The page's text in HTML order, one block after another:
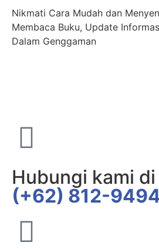
Nikmati Cara Mudah dan
Membaca Buku, Update
Dalam Genggaman
Hubungi kami
(+62) 812-